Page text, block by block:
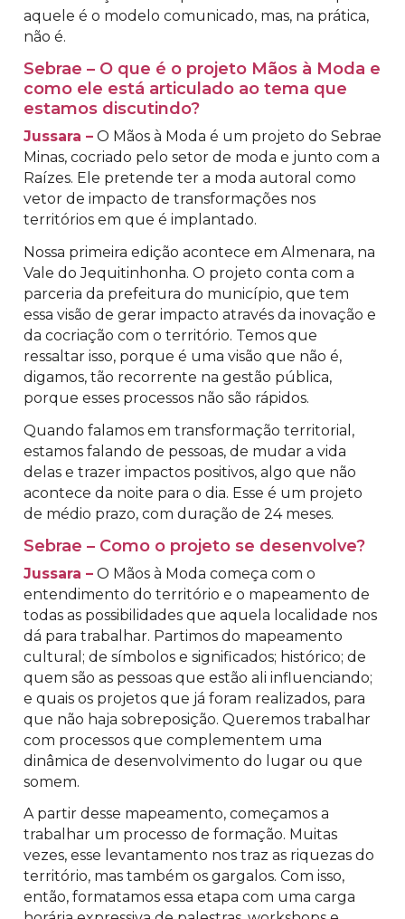
aquele é o modelo comunicado, mas, na prática,
não é.
Sebrae – O que é o projeto Mãos à Moda e
como ele está articulado ao tema que
estamos discutindo?
Jussara – O Mãos à Moda é um projeto do Sebrae
Minas, cocriado pelo setor de moda e junto com a
Raízes. Ele pretende ter a moda autoral como
vetor de impacto de transformações nos
territórios em que é implantado.
Nossa primeira edição acontece em Almenara, na
Vale do Jequitinhonha. O projeto conta com a
parceria da prefeitura do município, que tem
essa visão de gerar impacto através da inovação e
da cocriação com o território. Temos que
ressaltar isso, porque é uma visão que não é,
digamos, tão recorrente na gestão pública,
porque esses processos não são rápidos.
Quando falamos em transformação territorial,
estamos falando de pessoas, de mudar a vida
delas e trazer impactos positivos, algo que não
acontece da noite para o dia. Esse é um projeto
de médio prazo, com duração de 24 meses.
Sebrae – Como o projeto se desenvolve?
Jussara – O Mãos à Moda começa com o
entendimento do território e o mapeamento de
todas as possibilidades que aquela localidade nos
dá para trabalhar. Partimos do mapeamento
cultural; de símbolos e significados; histórico; de
quem são as pessoas que estão ali influenciando;
e quais os projetos que já foram realizados, para
que não haja sobreposição. Queremos trabalhar
com processos que complementem uma
dinâmica de desenvolvimento do lugar ou que
somem.
A partir desse mapeamento, começamos a
trabalhar um processo de formação. Muitas
vezes, esse levantamento nos traz as riquezas do
território, mas também os gargalos. Com isso,
então, formatamos essa etapa com uma carga